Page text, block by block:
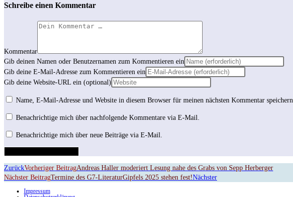
Schreibe einen Kommentar
Kommentar
Gib deinen Namen oder Benutzernamen zum Kommentieren ein
Gib deine E-Mail-Adresse zum Kommentieren ein
Gib deine Website-URL ein (optional)
Name, E-Mail-Adresse und Website in diesem Browser für meinen nächsten Kommentar speichern.
Benachrichtige mich über nachfolgende Kommentare via E-Mail.
Benachrichtige mich über neue Beiträge via E-Mail.
ZurückVorheriger BeitragAndreas Haller moderiert Lesung nahe des Grabs von Sepp Herberger
Nächster BeitragTermine des G7-LiteraturGipfels 2025 stehen fest!Nächster
Impressum